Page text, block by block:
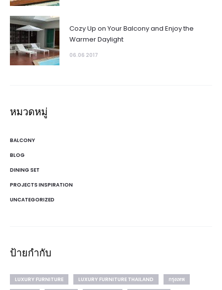
Cozy Up on Your Balcony and Enjoy the
Warmer Daylight
06.06 2017
หมวดหมู่
BALCONY
BLOG
DINING SET
PROJECTS INSPIRATION
UNCATEGORIZED
ป้ายกำกับ
LUXURY FURNITURE LUXURY FURNITURE THAILAND
กรุงเทพ